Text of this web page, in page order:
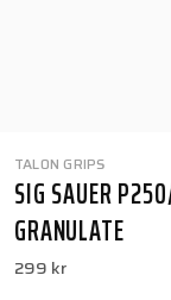
TALON GRIPS
SIG SAUER
GRANULATE
299 kr